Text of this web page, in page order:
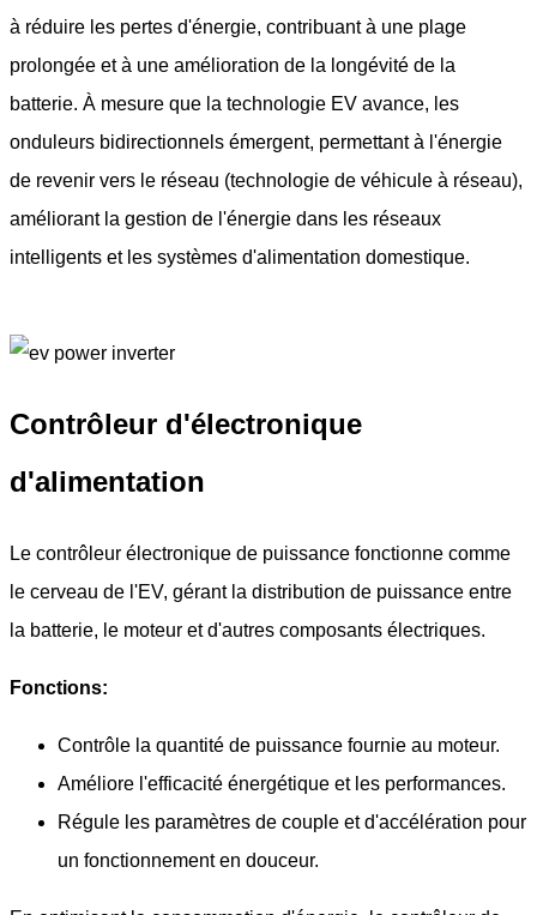
à réduire les pertes d'énergie, contribuant à une plage
prolongée et à une amélioration de la longévité de la
batterie. À mesure que la technologie EV avance, les
onduleurs bidirectionnels émergent, permettant à l'énergie
de revenir vers le réseau (technologie de véhicule à réseau),
améliorant la gestion de l'énergie dans les réseaux
intelligents et les systèmes d'alimentation domestique.
Contrôleur d'électronique
d'alimentation
Le contrôleur électronique de puissance fonctionne comme
le cerveau de l'EV, gérant la distribution de puissance entre
la batterie, le moteur et d'autres composants électriques.
Fonctions:
Contrôle la quantité de puissance fournie au moteur.
Améliore l'efficacité énergétique et les performances.
Régule les paramètres de couple et d'accélération pour
un fonctionnement en douceur.